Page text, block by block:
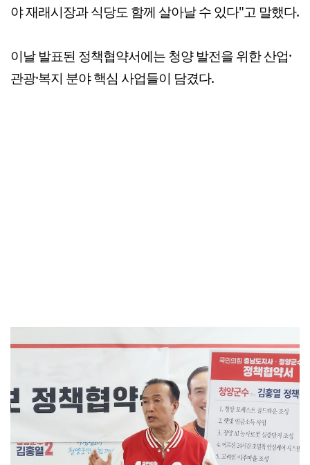
야 재래시장과 식당도 함께 살아날 수 있다"고 말했다.
이날 발표된 정책협약서에는 청양 발전을 위한 산업·
관광·복지 분야 핵심 사업들이 담겼다.